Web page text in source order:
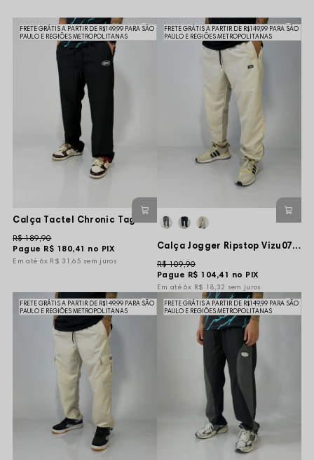
FRETE GRÁTIS A PARTIR DE R$149,99 PARA SÃO
PAULO E REGIÕES METROPOLITANAS
Pague R$ 180,41 no PIX
R$ 189,90
6x R$ 31,65 sem juros
FRETE GRÁTIS A PARTIR DE R$149,99 PARA SÃO
PAULO E REGIÕES METROPOLITANAS
Calça Jogger Ripstop Vizu07 Bomb - Creme
Pague R$ 104,41 no PIX
R$ 109,90
6x R$ 18,32 sem juros
FRETE GRÁTIS A PARTIR DE R$149,99 PARA SÃO
PAULO E REGIÕES METROPOLITANAS
FRETE GRÁTIS A PARTIR DE R$149,99 PARA SÃO
PAULO E REGIÕES METROPOLITANAS